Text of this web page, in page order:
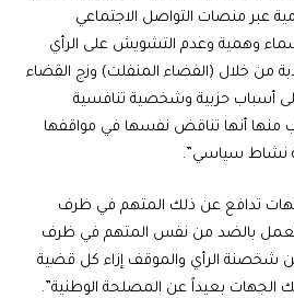
عبر منصات التواصل الاجتماعي
وهمية وعدم التشويش على الرأي
من خلال (الفضاء المنفلت) وزج القضاء
أسباب حزبية وشخصية تنافسية
أنها تناقض نفسها في مواقفها
نشاط سياسي”.
تدافع عن ذلك المتهم في ظرف
بالضد من نفس المتهم في ظرف
شخصنة الرأي والموقف إزاء كل قضية
بعيداً عن المصلحة الوطنية”.